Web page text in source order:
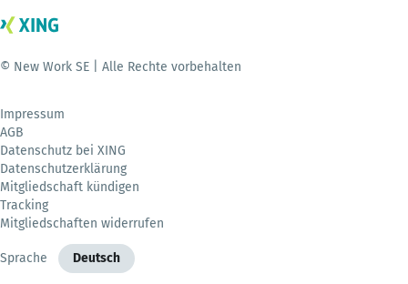
© New Work SE | Alle Rechte vorbehalten
Impressum
AGB
Datenschutz bei XING
Datenschutzerklärung
Mitgliedschaft kündigen
Tracking
Mitgliedschaften widerrufen
Sprache Deutsch